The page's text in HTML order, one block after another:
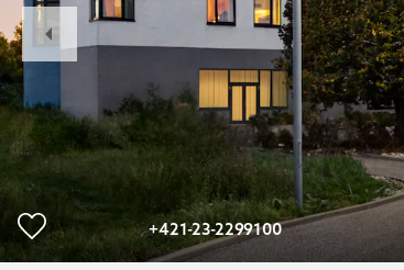
Previous
Slide
+421-23-2299100